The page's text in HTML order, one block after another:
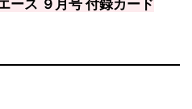
ース ９月号 付録カード